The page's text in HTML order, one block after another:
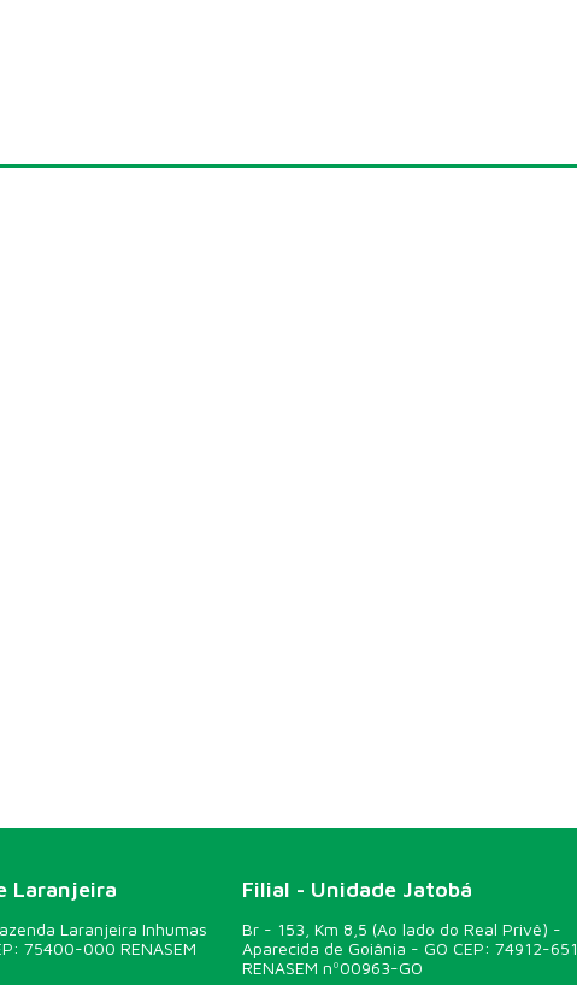
Laranjeira
Laranjeira Inhumas
75400-000 RENASEM
Filial - Unidade Jatobá
Br - 153, Km 8,5 (Ao lado do Real Privê) -
Aparecida de Goiânia - GO CEP: 74912-651
RENASEM nº00963-GO